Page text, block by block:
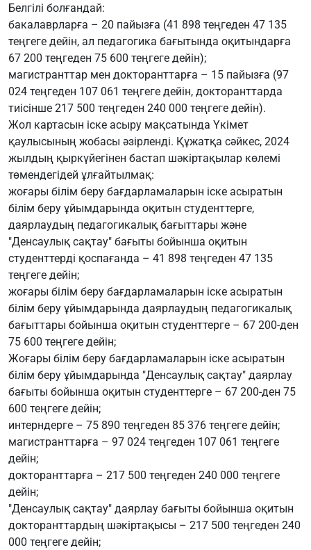
Белгілі болғандай:
бакалаврларға – 20 пайызға (41 898 теңгеден 47 135
теңгеге дейін, ал педагогика бағытында оқитындарға
67 200 теңгеден 75 600 теңгеге дейін);
магистранттар мен докторанттарға – 15 пайызға (97
024 теңгеден 107 061 теңгеге дейін, докторанттарда
тиісінше 217 500 теңгеден 240 000 теңгеге дейін).
Жол картасын іске асыру мақсатында Үкімет
қаулысының жобасы әзірленді. Құжатқа сәйкес, 2024
жылдың қыркүйегінен бастап шәкіртақылар көлемі
төмендегідей ұлғайтылмақ:
жоғары білім беру бағдарламаларын іске асыратын
білім беру ұйымдарында оқитын студенттерге,
даярлаудың педагогикалық бағыттары және
"Денсаулық сақтау" бағыты бойынша оқитын
студенттерді қоспағанда – 41 898 теңгеден 47 135
теңгеге дейін;
жоғары білім беру бағдарламаларын іске асыратын
білім беру ұйымдарында даярлаудың педагогикалық
бағыттары бойынша оқитын студенттерге – 67 200-ден
75 600 теңгеге дейін;
Жоғары білім беру бағдарламаларын іске асыратын
білім беру ұйымдарында "Денсаулық сақтау" даярлау
бағыты бойынша оқитын студенттерге – 67 200-ден 75
600 теңгеге дейін;
интерндерге – 75 890 теңгеден 85 376 теңгеге дейін;
магистранттарға – 97 024 теңгеден 107 061 теңгеге
дейін;
докторанттарға – 217 500 теңгеден 240 000 теңгеге
дейін;
"Денсаулық сақтау" даярлау бағыты бойынша оқитын
докторанттардың шәкіртақысы – 217 500 теңгеден 240
000 теңгеге дейін;